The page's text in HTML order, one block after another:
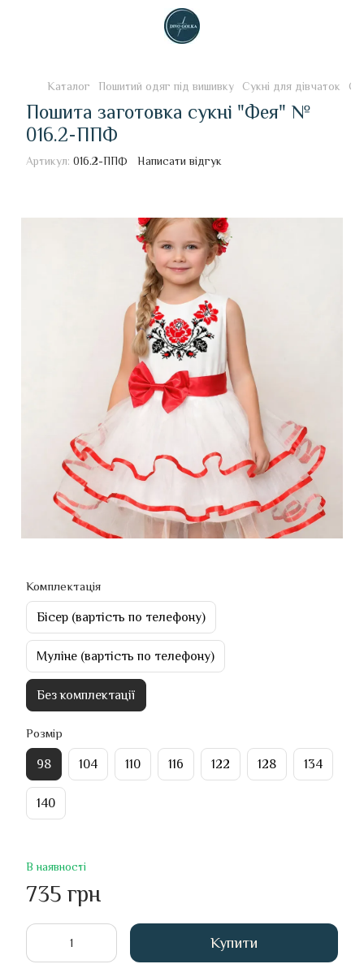
Каталог Пошитий одяг під вишивку Сукні для дівчаток
Пошита заготовка сукні "Фея" №
016.2-ППФ
Артикул: 016.2-ППФ Написати відгук
Комплектація
Бісер (вартість по телефону)
Муліне (вартість по телефону)
Без комплектації
Розмір
98 104 110 116 122 128 134
140
В наявності
735 грн
Купити